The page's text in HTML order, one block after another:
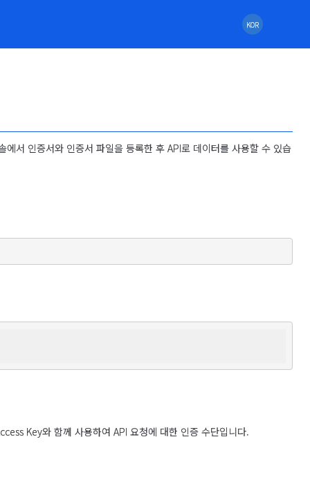
KOR
서 인증서와 인증서 파일을 등록한 후 API로 데이터를 사용할 수 있습
Key와 함께 사용하여 API 요청에 대한 인증 수단입니다.